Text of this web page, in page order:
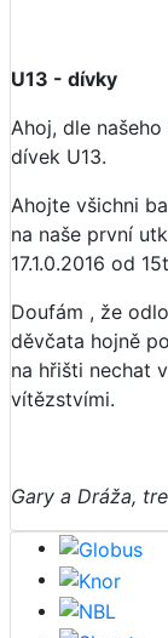
U13 - dívky
Ahoj, dle
dívek U13.
Ahojte všichni
na naše první
17.1.0.2016 od
Doufám , že
děvčata hojně
na hřišti nechat
vítězstvími.
Gary a Dráža,